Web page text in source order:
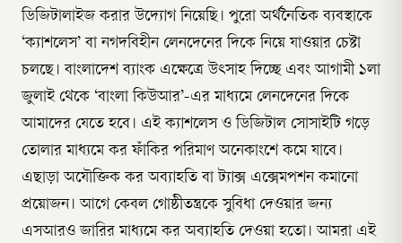
ডিজিটালাইজ করার উদ্যোগ নিয়েছি। পুরো অর্থনৈতিক ব্যবস্থাকে
‘ক্যাশলেস’ বা নগদবিহীন লেনদেনের দিকে নিয়ে যাওয়ার চেষ্টা
চলছে। বাংলাদেশ ব্যাংক এক্ষেত্রে উৎসাহ দিচ্ছে এবং আগামী ১লা
জুলাই থেকে ‘বাংলা কিউআর’-এর মাধ্যমে লেনদেনের দিকে
আমাদের যেতে হবে। এই ক্যাশলেস ও ডিজিটাল সোসাইটি গড়ে
তোলার মাধ্যমে কর ফাঁকির পরিমাণ অনেকাংশে কমে যাবে।
এছাড়া অযৌক্তিক কর অব্যাহতি বা ট্যাক্স এক্সেমপশন কমানো
প্রয়োজন। আগে কেবল গোষ্ঠীতন্ত্রকে সুবিধা দেওয়ার জন্য
এসআরও জারির মাধ্যমে কর অব্যাহতি দেওয়া হতো। আমরা এই